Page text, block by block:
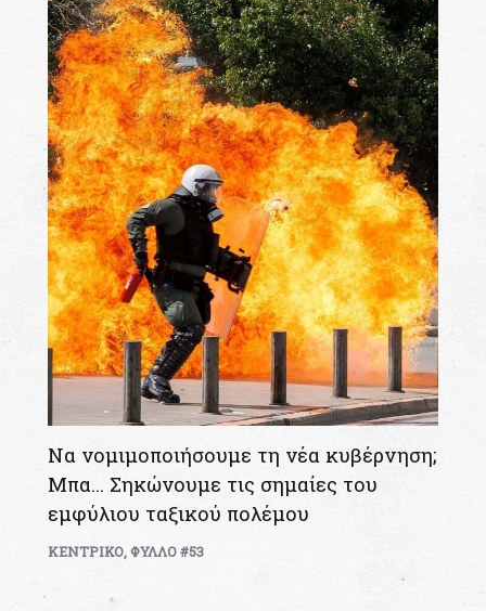
Να νομιμοποιήσουμε τη νέα κυβέρνηση;
Μπα… Σηκώνουμε τις σημαίες του
εμφύλιου ταξικού πολέμου
ΚΕΝΤΡΙΚΟ,ΦΥΛΛΟ #53